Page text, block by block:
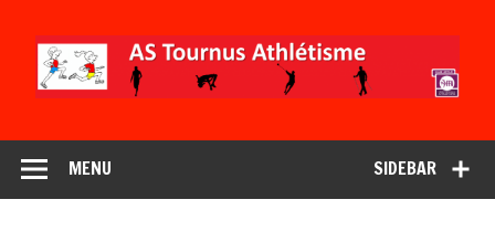
SIDEBAR
MENU